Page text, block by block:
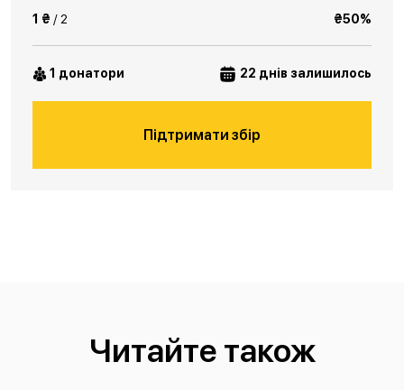
1 ₴ / 2 ₴50%
1 донатори 22 днів залишилось
Підтримати збір
Читайте також